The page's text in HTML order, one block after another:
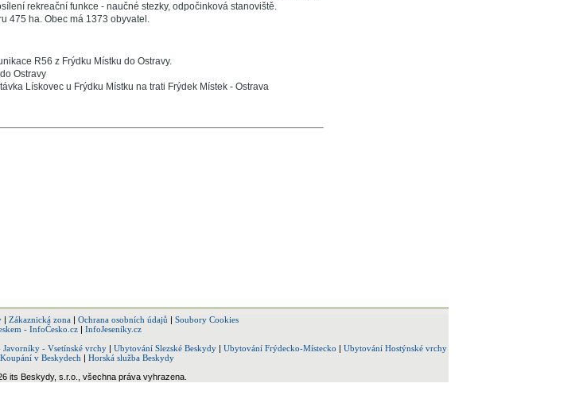
rekreační funkce - naučné stezky, odpočinková stanoviště.
475 ha. Obec má 1373 obyvatel.
R56 z Frýdku Místku do Ostravy.
Ostravy
Lískovec u Frýdku Místku na trati Frýdek Místek - Ostrava
| Zákaznická zona| Ochrana osobních údajů | Soubory Cookies
- InfoČesko.cz | InfoJeseníky.cz
Javorníky - Vsetínské vrchy | Ubytování Slezské Beskydy | Ubytování Frýdecko-Místecko | Ubytování Hostýnské vrchy
Koupání v Beskydech | Horská služba Beskydy
its Beskydy, s.r.o., všechna práva vyhrazena.